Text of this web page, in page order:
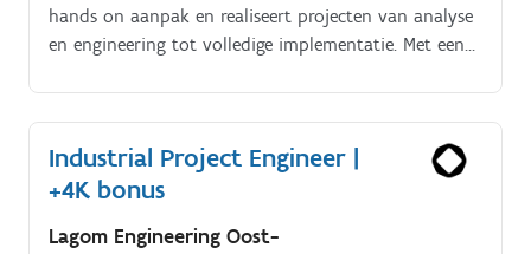
hands on aanpak en realiseert projecten van analyse
en engineering tot volledige implementatie. Met een
West Vlaanderen werken ze voor uiteenlopende
industriële klanten.
Industrial Project Engineer |
+4K bonus
Lagom Engineering Oost-